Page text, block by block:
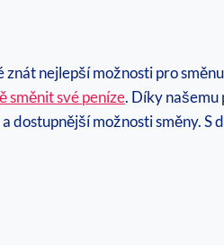
nejlepší možnosti pro
směnit své peníze. Díky našemu
dostupnější možnosti směny.